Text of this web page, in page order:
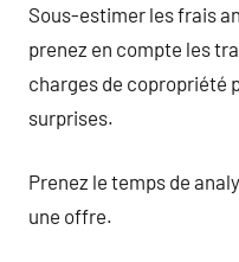
Sous-estimer les frais
prenez en compte les
charges de copropriété
surprises.
Prenez le temps de
une offre.